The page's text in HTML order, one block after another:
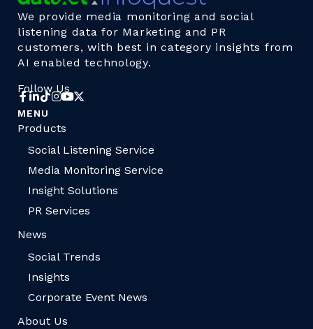
We provide media monitoring and social
listening data for Marketing and PR
customers, with best in category insights from
AI enabled technology.
Follow Us
MENU
Products
Social Listening Service
Media Monitoring Service
Insight Solutions
PR Services
News
Social Trends
Insights
Corporate Event News
About Us